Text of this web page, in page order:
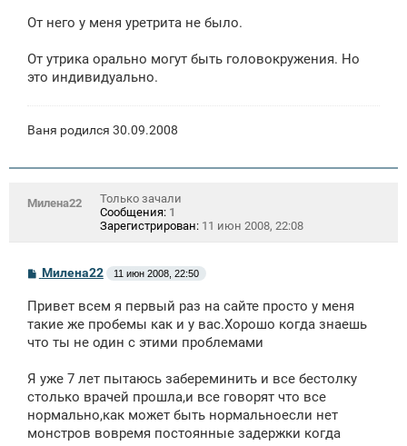
и
От него у меня уретрита не было.
От утрика орально могут быть головокружения. Но
это индивидуально.
Ваня родился 30.09.2008
Милена22
Только зачали
Сообщения: 1
Зарегистрирован: 11 июн 2008, 22:08
С
б
щ
н
Милена22 11 июн 2008, 22:50
Привет всем я первый раз на сайте просто у меня
такие же пробемы как и у вас.Хорошо когда знаешь
что ты не один с этими проблемами
Я уже 7 лет пытаюсь забереминить и все бестолку
столько врачей прошла,и все говорят что все
нормально,как может быть нормальноесли нет
монстров вовремя постоянные задержки когда